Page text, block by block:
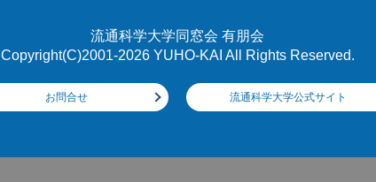
流通科学大学同窓会 有朋会
Copyright(C)2001-2026 YUHO-KAI All Rights Reserved.
お問合せ 流通科学大学公式サイト